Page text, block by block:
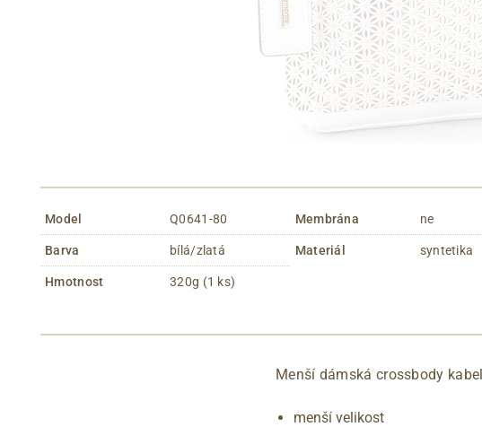
Model Q0641-80
Barva bílá/zlatá
Hmotnost 320g (1 ks)
Membrána ne
Materiál syntetika
Menší dámská crossbody
menší velikost